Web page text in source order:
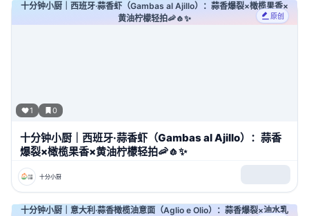
十分钟小厨｜西班牙·蒜香虾（Gambas al Ajillo）：蒜香爆裂×橄榄果香×
黄油柠檬轻拍🦐🧄✨
原创
1 0
十分钟小厨｜西班牙·蒜香虾（Gambas al Ajillo）：蒜香
爆裂×橄榄果香×黄油柠檬轻拍🦐🧄✨
十分小厨
十分钟小厨｜意大利·蒜香橄榄油意面（Aglio e Olio）：蒜香爆裂×油水乳